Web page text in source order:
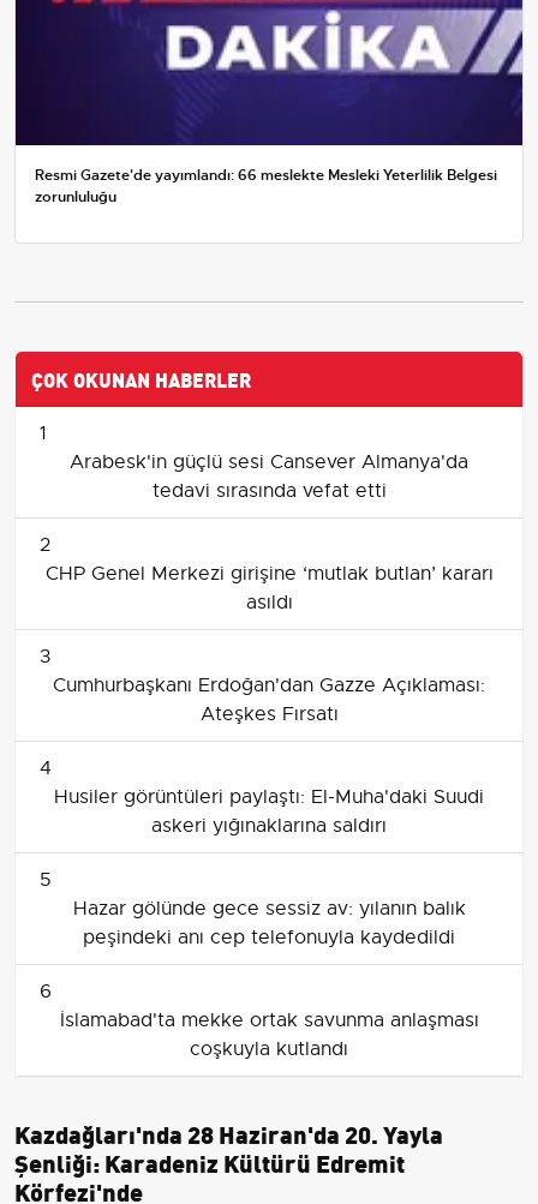
Resmi Gazete'de yayımlandı: 66 meslekte Mesleki Yeterlilik Belgesi
zorunluluğu
ÇOK OKUNAN HABERLER
1
Arabesk'in güçlü sesi Cansever Almanya'da
tedavi sırasında vefat etti
2
CHP Genel Merkezi girişine ‘mutlak butlan’ kararı
asıldı
3
Cumhurbaşkanı Erdoğan'dan Gazze Açıklaması:
Ateşkes Fırsatı
4
Husiler görüntüleri paylaştı: El-Muha'daki Suudi
askeri yığınaklarına saldırı
5
Hazar gölünde gece sessiz av: yılanın balık
peşindeki anı cep telefonuyla kaydedildi
6
İslamabad'ta mekke ortak savunma anlaşması
coşkuyla kutlandı
Kazdağları'nda 28 Haziran'da 20. Yayla
Şenliği: Karadeniz Kültürü Edremit
Körfezi'nde